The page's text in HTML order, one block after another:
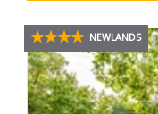
NEWLANDS